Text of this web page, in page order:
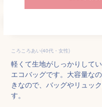
ころころあい(40代・女性)
軽くて生地がしっかりして
エコバッグです。大容量な
きなので、バッグやリュッ
す。